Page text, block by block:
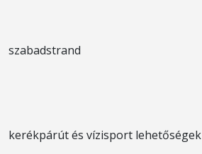
szabadstrand
kerékpárút és vízisport lehetőségek